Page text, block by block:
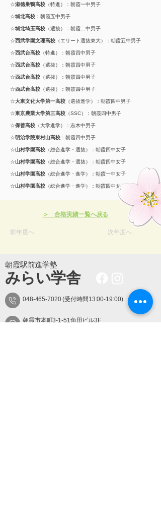
☆淑徳巣鴨高校 （特進）：朝霞一中男子
☆城北高校 ：朝霞五中男子
☆城北埼玉高校 （選抜）：朝霞二中男子
☆西武学園文理高校 （エリート選抜東大）：朝霞五中男子
☆西武台高校 （特進）：朝霞四中男子
☆西武台高校 （選抜）：朝霞四中男子
☆西武台高校 （選抜）：朝霞四中男子
☆西武台高校 （選抜）：朝霞四中男子
☆大東文化大学第一高校 （選抜進学）：朝霞四中男子
☆東京農業大学第三高校 （SSC）：朝霞四中男子
☆保善高校 （大学進学）：志木中男子
☆明治学院東村山高校 ：朝霞四中男子
☆山村学園高校 （総合進学・選抜）：朝霞四中女子
☆山村学園高校 （総合進学・選抜）：朝霞四中女子
☆山村学園高校 （総合進学・進学）：朝霞一中女子
☆山村学園高校 （総合進学・進学）：朝霞四中女子
＞ 合格実績一覧へ戻る
前年度へ 次年度へ
朝霞駅前進学塾
​みらい学舎
048-465-7020(受付時間13:00-19:00)
朝霞市本町3-1-51角田ビル3F